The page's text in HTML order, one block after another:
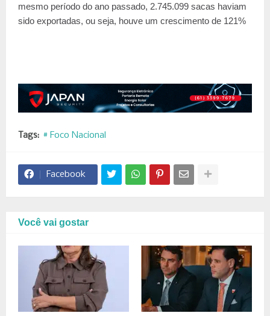
mesmo período do ano passado, 2.745.099 sacas haviam
sido exportadas, ou seja, houve um crescimento de 121%
Tags: # Foco Nacional
Facebook
Você vai gostar